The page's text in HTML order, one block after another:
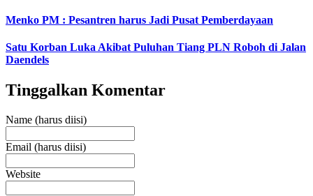
Menko PM : Pesantren harus Jadi Pusat Pemberdayaan
Satu Korban Luka Akibat Puluhan Tiang PLN Roboh di Jalan
Daendels
Tinggalkan Komentar
Name (harus diisi)
Email (harus diisi)
Website